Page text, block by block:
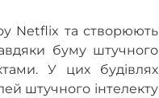
Netflix та створюють
буму штучного
У цих будівлях
штучного інтелекту